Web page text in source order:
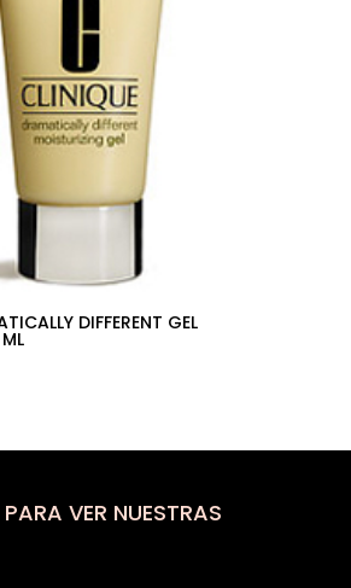
DIFFERENT GEL
PARA VER NUESTRAS